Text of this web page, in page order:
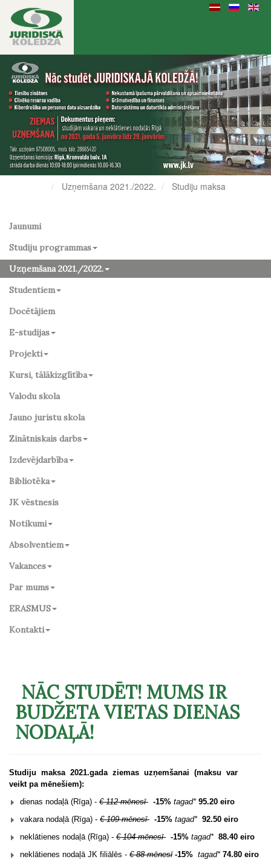
Uzņemšana 2021./2022. Studiju maksa
Jaunumi
Studiju programmas
Uzņemšana 2021./2022.
Studentiem
Docētājiem
E-studijas
Projekti
Kursi, tālākizglītība
Valodu skola
Jauno juristu skola
Zinātniskais darbs
Izdevējdarbība
Bibliotēka
JK vēstnesis
Notikumi
Absolventiem
Vakances
Par mums
ERASMUS
Kontakti
NĀC STUDĒT! MUMS IR
BUDŽETA VIETAS DIENAS
NODAĻĀ!
Studiju maksa 2021.gada ziemas uzņemšanai (maksu var
veikt pa mēnešiem):
dienas nodaļā (Rīga) - € 112 mēnesī -15% tagad* 95.20 eiro
vakara nodaļā (Rīga) - € 109 mēnesī -15% tagad* 92.50 eiro
neklātienes nodaļā (Rīga) - € 104 mēnesī -15% tagad* 88.40 eiro
neklātienes nodaļā JK filiālēs - € 88 mēnesī-15% tagad* 74.80 eiro